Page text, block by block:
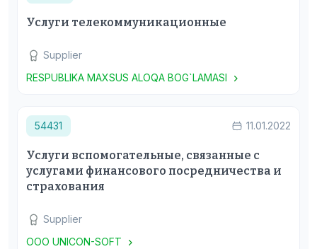
Услуги телекоммуникационные
Supplier
RESPUBLIKA MAXSUS ALOQA BOG`LAMASI
54431 11.01.2022
Услуги вспомогательные, связанные с
услугами финансового посредничества и
страхования
Supplier
ООО UNICON-SOFT